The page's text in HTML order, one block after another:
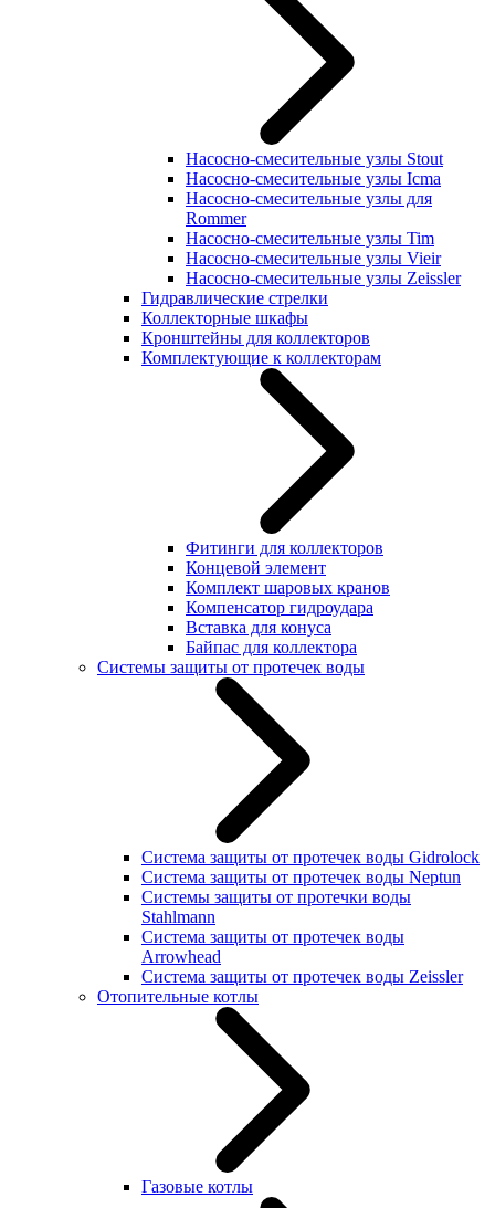
Насосно-смесительные узлы Stout
Насосно-смесительные узлы Icma
Насосно-смесительные узлы для
Rommer
Насосно-смесительные узлы Tim
Насосно-смесительные узлы Vieir
Насосно-смесительные узлы Zeissler
Гидравлические стрелки
Коллекторные шкафы
Кронштейны для коллекторов
Комплектующие к коллекторам
Фитинги для коллекторов
Концевой элемент
Комплект шаровых кранов
Компенсатор гидроудара
Вставка для конуса
Байпас для коллектора
Системы защиты от протечек воды
Система защиты от протечек воды Gidrolock
Система защиты от протечек воды Neptun
Системы защиты от протечки воды
Stahlmann
Система защиты от протечек воды
Arrowhead
Система защиты от протечек воды Zeissler
Отопительные котлы
Газовые котлы